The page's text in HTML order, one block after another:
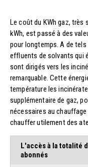
Le coût du KWh gaz, très
kWh, est passé à des
pour longtemps. A de
effluents de solvants qui
sont dirigés vers les
remarquable. Cette
température les
supplémentaire de gaz,
nécessaires au chauffage
chauffer utilement des
L'accès à la totalité
abonnés